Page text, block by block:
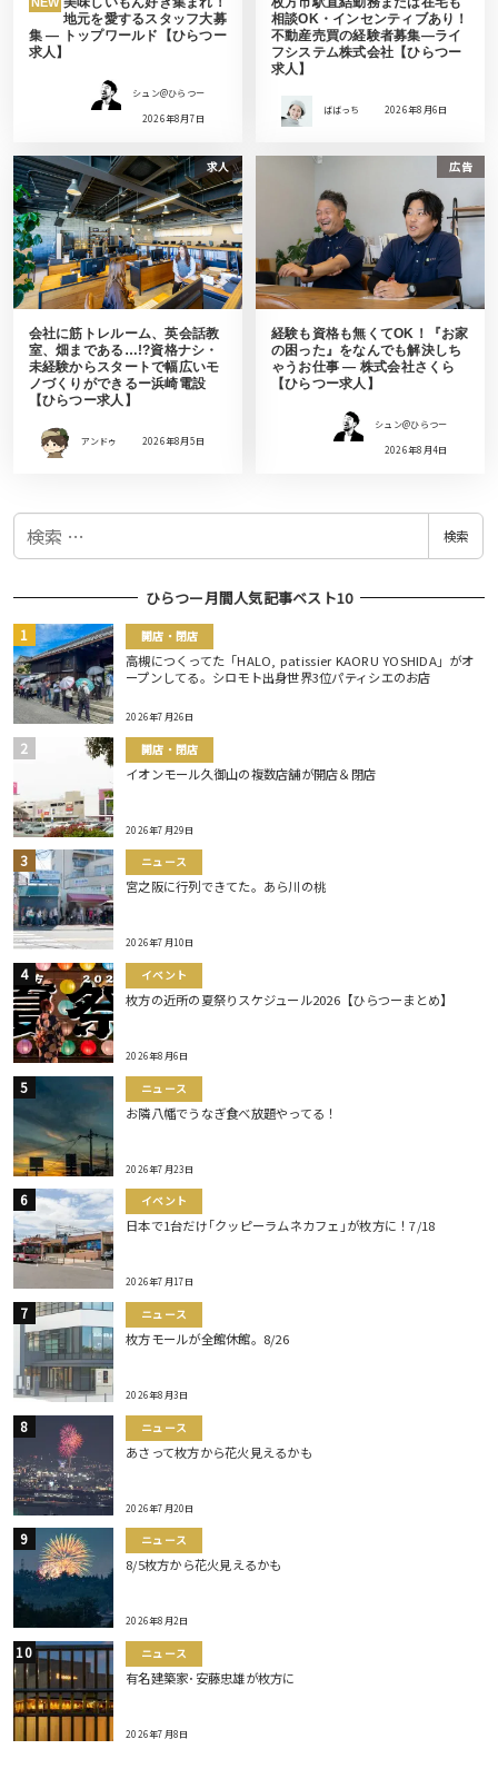
地元を愛するスタッフ大募
集 ― トップワールド【ひらつー
求人】
シュン@ひらつー
2026年8月7日
相談OK・インセンティブあり！
不動産売買の経験者募集―ライ
フシステム株式会社【ひらつー
求人】
ばばっち 2026年8月6日
求人
会社に筋トレルーム、英会話教
室、畑まである…!?資格ナシ・
未経験からスタートで幅広いモ
ノづくりができるー浜崎電設
【ひらつー求人】
アンドゥ 2026年8月5日
広告
経験も資格も無くてOK！『お家
の困った』をなんでも解決しち
ゃうお仕事 ― 株式会社さくら
【ひらつー求人】
シュン@ひらつー
2026年8月4日
検
検索
ひらつー月間人気記事ベスト10
開店・閉店
高槻につくってた「HALO, patissier KAORU YOSHIDA」がオ
ープンしてる。シロモト出身世界3位パティシエのお店
2026年7月26日
開店・閉店
イオンモール久御山の複数店舗が開店＆閉店
2026年7月29日
ニュース
宮之阪に行列できてた。あら川の桃
2026年7月10日
イベント
枚方の近所の夏祭りスケジュール2026【ひらつーまとめ】
2026年8月6日
ニュース
お隣八幡でうなぎ食べ放題やってる！
2026年7月23日
イベント
日本で1台だけ｢クッピーラムネカフェ｣が枚方に！7/18
2026年7月17日
ニュース
枚方モールが全館休館。8/26
2026年8月3日
ニュース
あさって枚方から花火見えるかも
2026年7月20日
ニュース
8/5枚方から花火見えるかも
2026年8月2日
ニュース
有名建築家･安藤忠雄が枚方に
2026年7月8日